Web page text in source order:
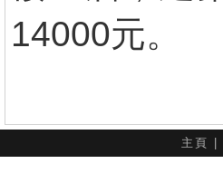
14000元。
主頁